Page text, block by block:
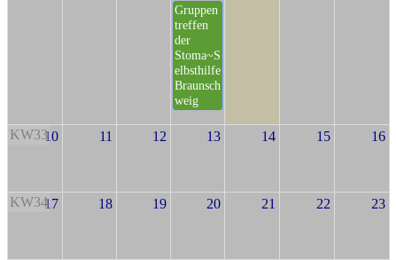
Gruppen
treffen
der
Stoma~S
elbsthilfe
Braunsch
weig
KW3310 11 12 13 14 15 16
KW3417 18 19 20 21 22 23